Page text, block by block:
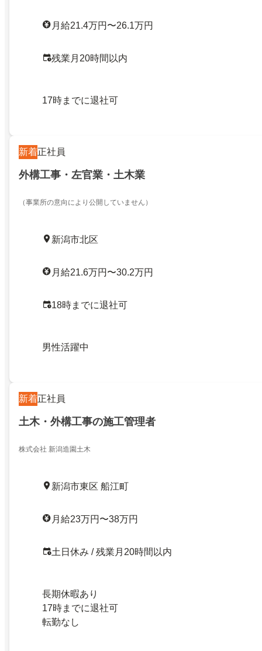
月給21.4万円〜26.1万円
残業月20時間以内
17時までに退社可
新着正社員
外構工事・左官業・土木業
（事業所の意向により公開していません）
新潟市北区
月給21.6万円〜30.2万円
18時までに退社可
男性活躍中
新着正社員
土木・外構工事の施工管理者
株式会社 新潟造園土木
新潟市東区 船江町
月給23万円〜38万円
土日休み / 残業月20時間以内
長期休暇あり
17時までに退社可
転勤なし